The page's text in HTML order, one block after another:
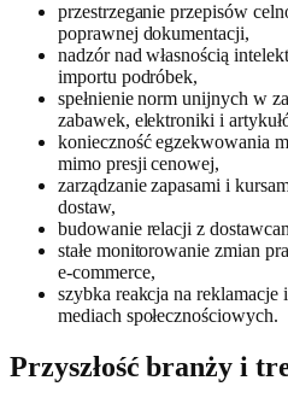
przestrzeganie przepisów
poprawnej dokumentacji,
nadzór nad własnością
importu podróbek,
spełnienie norm unijnych w
zabawek, elektroniki i
konieczność egzekwowania
mimo presji cenowej,
zarządzanie zapasami i
dostaw,
budowanie relacji z
stałe monitorowanie zmian
e-commerce,
szybka reakcja na reklamacje
mediach społecznościowych.
Przyszłość branży i